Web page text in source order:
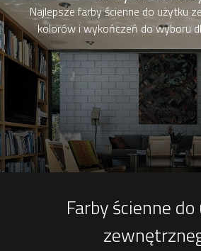
Najlepsze farby ścienne do użytku
kolorów i wykończeń do wyboru
Farby ścienne